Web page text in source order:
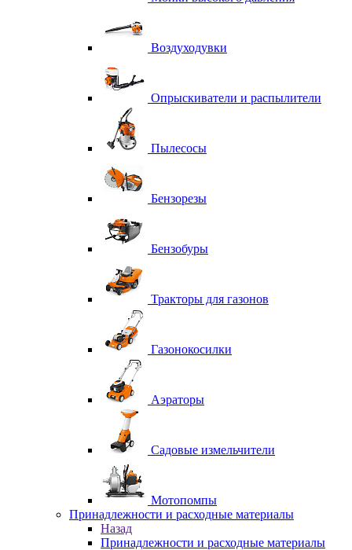
Воздуходувки
Опрыскиватели и распылители
Пылесосы
Бензорезы
Бензобуры
Тракторы для газонов
Газонокосилки
Аэраторы
Садовые измельчители
Мотопомпы
Принадлежности и расходные материалы
Назад
Принадлежности и расходные материалы